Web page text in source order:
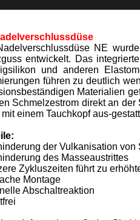
NE
entwickelt. Das
und anderen
führen zu deutlich
Materialien
Schmelzestrom direkt an
mit einem Tauchkopf aus-
der Vulkanisation
des Masseaustrittes
Zykluszeiten führt zu
Montage
Abschaltreaktion